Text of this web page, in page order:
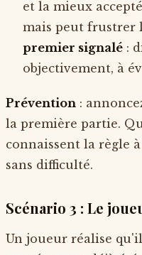
et la mieux
mais peut frustrer
premier signalé :
objectivement, à
Prévention :
la première partie.
connaissent la règle
sans difficulté.
Scénario 3 : Le
Un joueur réalise